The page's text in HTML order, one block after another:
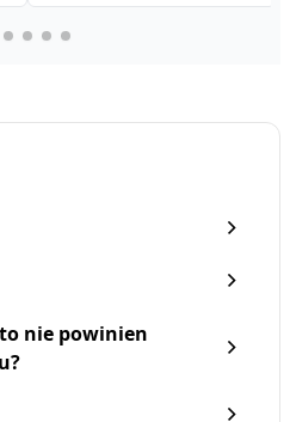
nie powinien